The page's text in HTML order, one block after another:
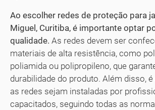
Ao escolher redes de proteção para
Miguel, Curitiba, é importante optar
qualidade. As redes devem ser
materiais de alta resistência, como
poliamida ou polipropileno, que
durabilidade do produto. Além disso,
as redes sejam instaladas por
capacitados, seguindo todas as